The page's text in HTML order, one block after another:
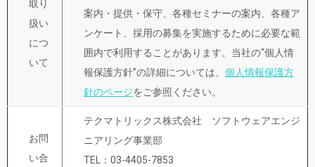
取り
扱い
につ
いて
案内・提供・保守、各種セミナーの案内、各種ア
ンケート、採用の募集を実施するために必要な範
囲内で利用することがあります。当社の“個人情
報保護方針”の詳細については、 個人情報保護方
針のページをご参照ください。
お問
い合
テクマトリックス株式会社 ソフトウェアエンジ
ニアリング事業部
TEL：03-4405-7853